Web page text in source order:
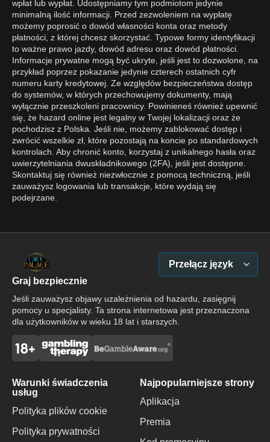
wpłat lub wypłat. Udostępniamy tym podmiotom jedynie
minimalną ilość informacji. Przed zezwoleniem na wypłatę
możemy poprosić o dowód własności konta oraz metody
płatności, z której chcesz skorzystać. Typowe formy identyfikacji
to ważne prawo jazdy, dowód adresu oraz dowód płatności.
Informacje prywatne mogą być ukryte, jeśli jest to dozwolone, na
przykład poprzez pokazanie jedynie czterech ostatnich cyfr
numeru karty kredytowej. Ze względów bezpieczeństwa dostęp
do systemów, w których przechowujemy dokumenty, mają
wyłącznie przeszkoleni pracownicy. Powinieneś również upewnić
się, że hazard online jest legalny w Twojej lokalizacji oraz że
pochodzisz z Polska. Jeśli nie, możemy zablokować dostęp i
zwrócić wszelkie zł, które pozostają na koncie po standardowych
kontrolach. Aby chronić konto, korzystaj z unikalnego hasła oraz
uwierzytelniania dwuskładnikowego (2FA), jeśli jest dostępne.
Skontaktuj się również niezwłocznie z pomocą techniczną, jeśli
zauważysz logowania lub transakcje, które wydają się
podejrzane.
Graj bezpiecznie
Jeśli zauważysz objawy uzależnienia od hazardu, zasięgnij
pomocy u specjalisty. Ta strona internetowa jest przeznaczona
dla użytkowników w wieku 18 lat i starszych.
Przełącz język
Warunki świadczenia
usług
Polityka plików cookie
Polityka prywatności
Najpopularniejsze strony
Aplikacja
Premia